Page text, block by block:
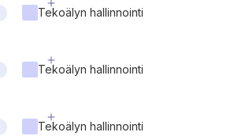
Tekoälyn hallinnointi
Tekoälyn hallinnointi
Tekoälyn hallinnointi